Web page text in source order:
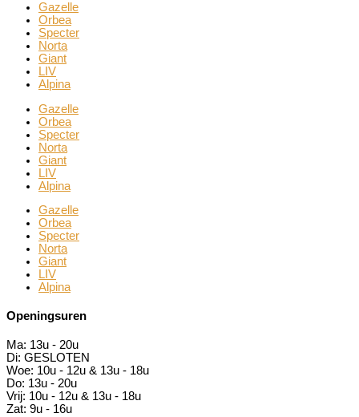
Gazelle
Orbea
Specter
Norta
Giant
LIV
Alpina
Gazelle
Orbea
Specter
Norta
Giant
LIV
Alpina
Gazelle
Orbea
Specter
Norta
Giant
LIV
Alpina
Openingsuren
Ma: 13u - 20u
Di: GESLOTEN
Woe: 10u - 12u & 13u - 18u
Do: 13u - 20u
Vrij: 10u - 12u & 13u - 18u
Zat: 9u - 16u